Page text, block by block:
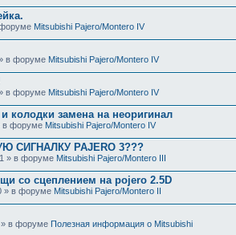
Mitsubishi Pajero/Montero IV
в форуме Mitsubishi Pajero/Montero IV
в форуме Mitsubishi Pajero/Montero IV
колодки замена на неоригинал
в форуме Mitsubishi Pajero/Montero IV
СИГНАЛКУ PAJERO 3???
» в форуме Mitsubishi Pajero/Montero III
со сцеплением на pojero 2.5D
» в форуме Mitsubishi Pajero/Montero II
» в форуме Полезная информация о Mitsubishi